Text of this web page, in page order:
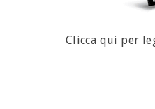
Clicca qui per